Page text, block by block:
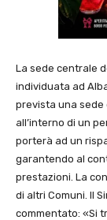
La sede centrale
individuata ad
prevista una sede
all’interno di un
porterà ad un
garantendo al
prestazioni. La
di altri Comuni. Il
commentato: «Si